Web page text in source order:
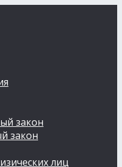
закон
закон
лиц